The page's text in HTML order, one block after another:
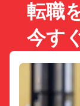
転職
今す